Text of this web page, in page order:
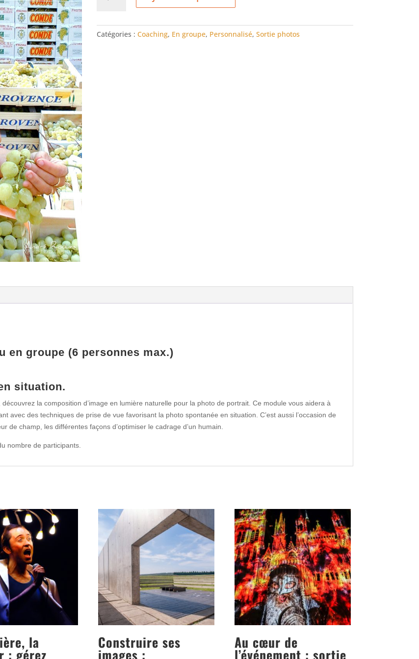
Shooting
Catégories : Coaching, En groupe, Personnalisé, Sortie photos
en groupe (6 personnes max.)
situation.
la composition d’image en lumière naturelle pour la photo de portrait. Ce module vous aidera à
avec des techniques de prise de vue favorisant la photo spontanée en situation. C’est aussi l’occasion de
de champ, les différentes façons d’optimiser le cadrage d’un humain.
nombre de participants.
la
: gérez
Construire ses
images :
Au cœur de
l’événement : sortie